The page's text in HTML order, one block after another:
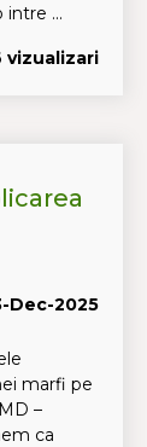
intre ...
vizualizari
Dec-2025
marfi pe
–
ca